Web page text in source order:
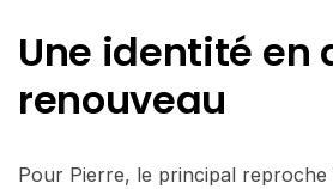
Une identité en
renouveau
Pour Pierre, le principal reproche